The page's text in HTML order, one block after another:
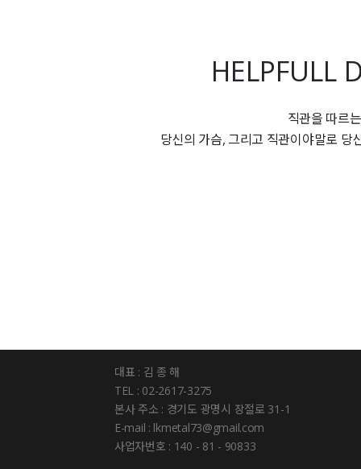
HELPFULL
직관을 따르
당신의 가슴, 그리고 직관이야말로 당
대표 : 김 종 해
TEL : 02-2617-3275
본사 주소 : 경기도 광명시 장절로 31-1
E-mail : lkmetal73@gmail.com
사업자번호 : 140 - 81 - 90833